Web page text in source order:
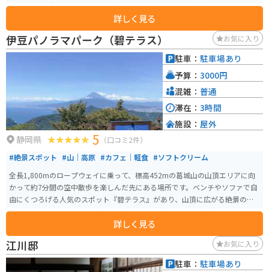
農産物直売所、伊豆ならではの海産物やお土産が揃う物産館、そして天城の
清流で育ったわさびや猪肉を使った料理が味わえる食事処があります。名物
の「猪鍋うどん」は、寒い季節にぴったりで、バイクツーリングで冷えた体
を温めてくれます。 周辺には、石川さゆりさんのヒット曲で知られる「天城
トンネル」や、全長4kmにも及ぶ遊歩道が整備された「浄蓮の滝」など、観
光スポットも充実しています。道の駅には、これらの観光スポットや周辺の
道路情報などを案内してくれる観光案内所もあり、ツーリングの休憩にも最
やアップダウンが続くので、走行には注意が必要です。駐車場は広く、バイ
ク専用のスペースも確保されています。
詳しく見る
伊豆パノラマパーク（碧テラス） お気に入り
静岡県 5 （口コミ2件）
#絶景スポット #山｜高原 #カフェ｜軽食 #ソフトクリーム
全長1,800mのロープウェイに乗って、標高452mの葛城山の山頂エリアに向
かって約7分間の空中散歩を楽しんだ先にある場所です。ベンチやソファで自
由にくつろげる人気のスポット『碧テラス』があり、山頂に広がる絶景のオ
ープンテラスでコーヒーを片手に、富士山や三島、沼津などの街並みを一望
できます。他にもフードやドリンクを味わいながら、ふかふかのマットでリ
ラックスできる完全予約制のプライベートラウンジやのんびりと過ごせる足
湯など見どころがたくさんあります。
詳しく見る
駐車： 駐車場あり
予算： 3000円
混雑： 普通
滞在： 3時間
施設： 屋外
江川邸 お気に入り
駐車： 駐車場あり